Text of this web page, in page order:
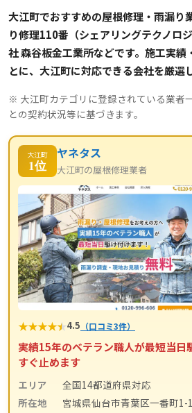
大江町でおすすめの屋根修理・雨漏り
り修理110番（シェアリングテクノロ
社 森谷板金工業所などです。施工実績
とに、大江町に対応できる会社を厳選
※ 大江町カテゴリに登録されている業者
との契約状況等に基づきます。
大江町
1位
ヤネタス
大江町の屋根修理業者
★★★★★4.5 （口コミ3件）
実績15年のベテラン職人が最短当日
すぐ止めます
エリア
全国14都道府県対応
所在地
宮城県仙台市青葉区一番町1-